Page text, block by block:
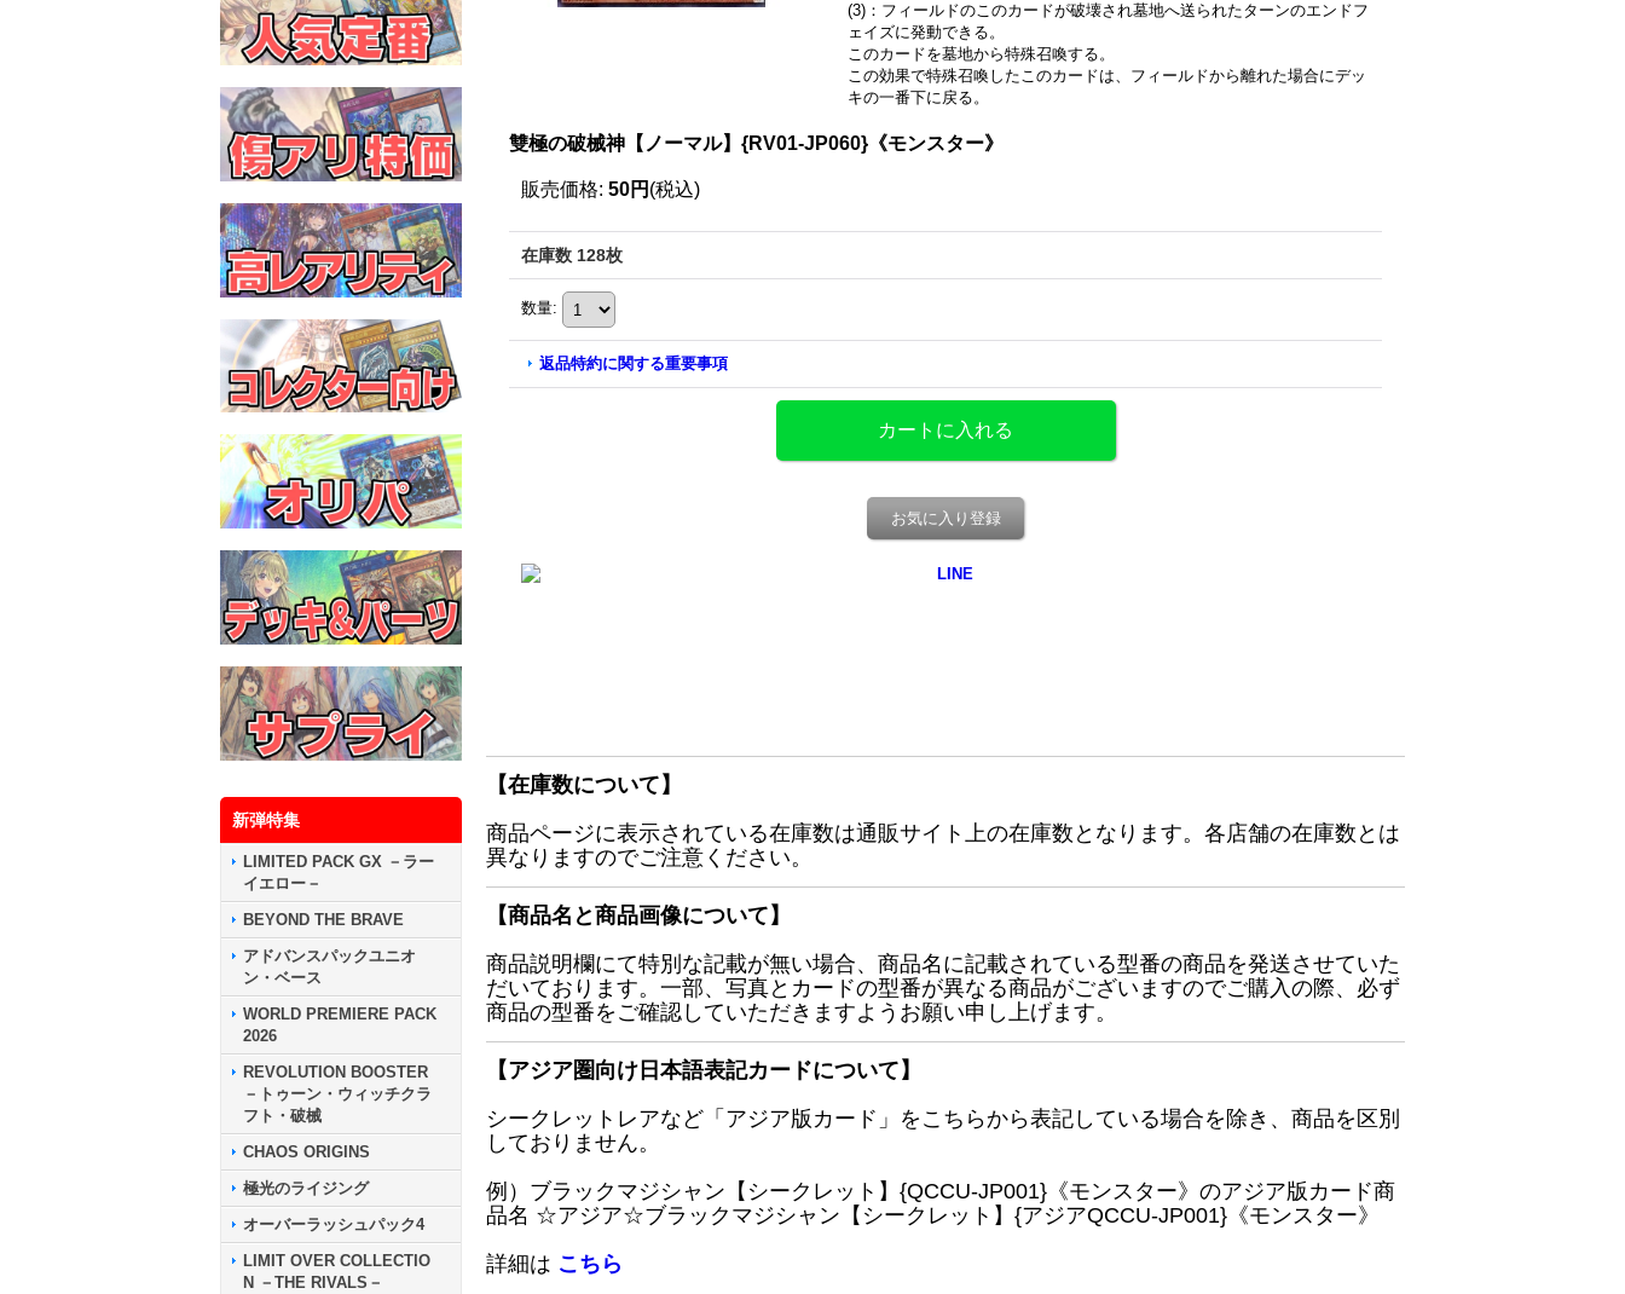
新弾特集
LIMITED PACK GX －ラー
イエロー－
BEYOND THE BRAVE
アドバンスパックユニオ
ン・ベース
WORLD PREMIERE PACK
2026
REVOLUTION BOOSTER
－トゥーン・ウィッチクラ
フト・破械
CHAOS ORIGINS
極光のライジング
オーバーラッシュパック4
LIMIT OVER COLLECTIO
N －THE RIVALS－
(3)：フィールドのこのカードが破壊され墓地へ送られたターンのエンドフ
ェイズに発動できる。
このカードを墓地から特殊召喚する。
この効果で特殊召喚したこのカードは、フィールドから離れた場合にデッ
キの一番下に戻る。
雙極の破械神【ノーマル】{RV01-JP060}《モンスター》
販売価格: 50円 (税込)
在庫数 128枚
数量:
返品特約に関する重要事項
お気に入り登録
【在庫数について】
商品ページに表示されている在庫数は通販サイト上の在庫数となります。各店舗の在庫数とは
異なりますのでご注意ください。
【商品名と商品画像について】
商品説明欄にて特別な記載が無い場合、商品名に記載されている型番の商品を発送させていた
だいております。一部、写真とカードの型番が異なる商品がございますのでご購入の際、必ず
商品の型番をご確認していただきますようお願い申し上げます。
【アジア圏向け日本語表記カードについて】
シークレットレアなど「アジア版カード」をこちらから表記している場合を除き、商品を区別
しておりません。
例）ブラックマジシャン【シークレット】{QCCU-JP001}《モンスター》のアジア版カード商
品名 ☆アジア☆ブラックマジシャン【シークレット】{アジアQCCU-JP001}《モンスター》
詳細は こちら